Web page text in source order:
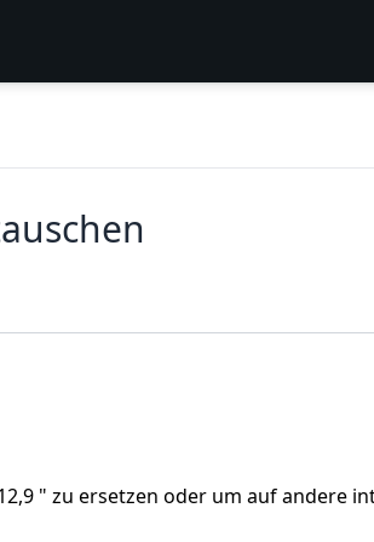
" zu ersetzen oder um auf andere